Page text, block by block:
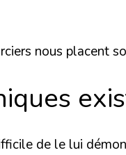
nous placent
de le lui